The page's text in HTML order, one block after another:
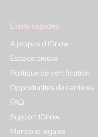
Liens rapides
A propos d'IDnow
Espace presse
Politique de certification
Opportunités de carrières
FAQ
Support IDnow
Mentions légales